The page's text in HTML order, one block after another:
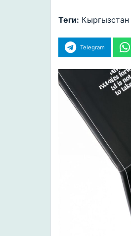
Теги: Кыргызстан
Telegram